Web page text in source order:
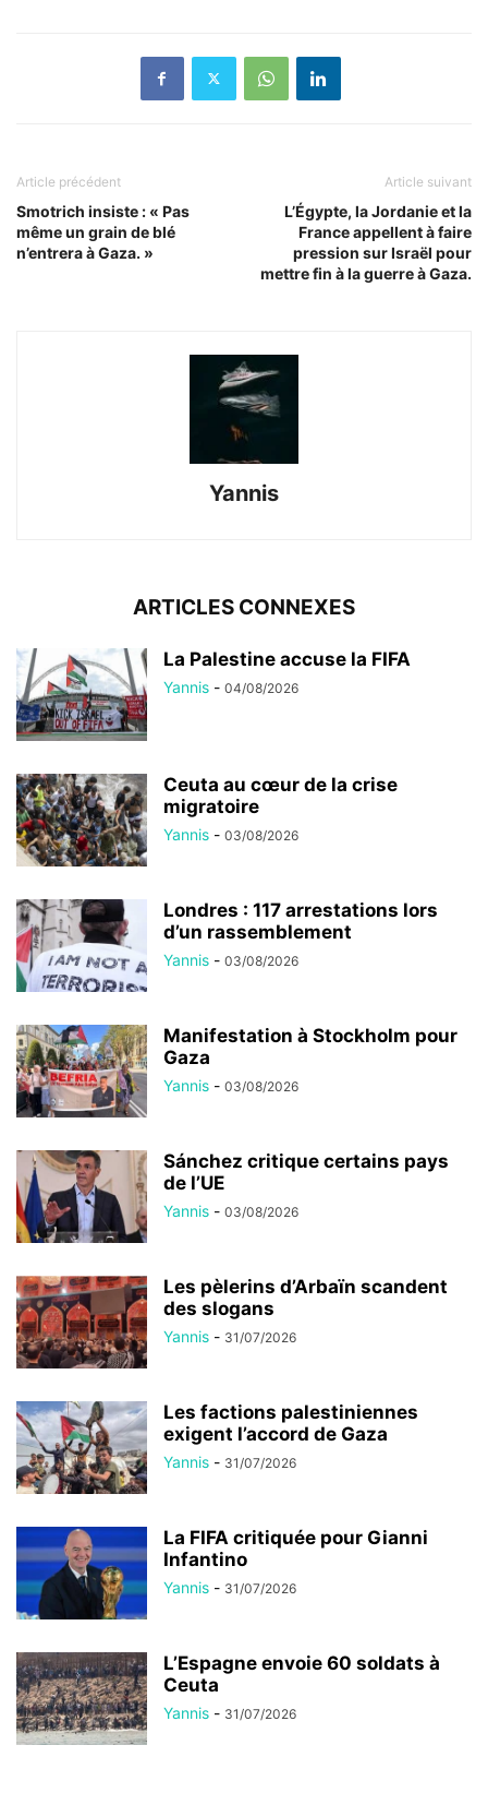
Article précédent
Smotrich insiste : « Pas
même un grain de blé
n’entrera à Gaza. »
Article suivant
L’Égypte, la Jordanie et la
France appellent à faire
pression sur Israël pour
mettre fin à la guerre à Gaza.
Yannis
ARTICLES CONNEXES
La Palestine accuse la FIFA
Yannis - 04/08/2026
Ceuta au cœur de la crise
migratoire
Yannis - 03/08/2026
Londres : 117 arrestations lors
d’un rassemblement
Yannis - 03/08/2026
Manifestation à Stockholm pour
Gaza
Yannis - 03/08/2026
Sánchez critique certains pays
de l’UE
Yannis - 03/08/2026
Les pèlerins d’Arbaïn scandent
des slogans
Yannis - 31/07/2026
Les factions palestiniennes
exigent l’accord de Gaza
Yannis - 31/07/2026
La FIFA critiquée pour Gianni
Infantino
Yannis - 31/07/2026
L’Espagne envoie 60 soldats à
Ceuta
Yannis - 31/07/2026